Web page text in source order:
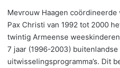
Mevrouw Haagen
Pax Christi van 1992 tot 2000
twintig Armeense
7 jaar (1996-2003)
uitwisselingsprogramma’s. Dit